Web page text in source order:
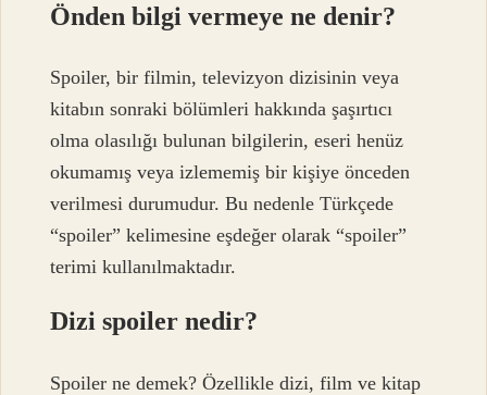
Önden bilgi vermeye ne denir?
Spoiler, bir filmin, televizyon dizisinin veya
kitabın sonraki bölümleri hakkında şaşırtıcı
olma olasılığı bulunan bilgilerin, eseri henüz
okumamış veya izlememiş bir kişiye önceden
verilmesi durumudur. Bu nedenle Türkçede
“spoiler” kelimesine eşdeğer olarak “spoiler”
terimi kullanılmaktadır.
Dizi spoiler nedir?
Spoiler ne demek? Özellikle dizi, film ve kitap